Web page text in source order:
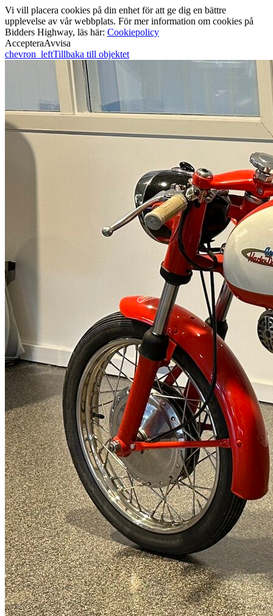
Vi vill placera cookies på din enhet för att ge dig en bättre
upplevelse av vår webbplats. För mer information om cookies på
Bidders Highway, läs här: Cookiepolicy
AccepteraAvvisa
chevron_leftTillbaka till objektet